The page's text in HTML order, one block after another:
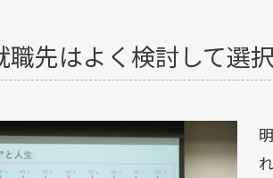
職先はよく検討して選